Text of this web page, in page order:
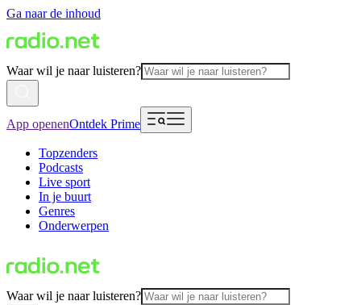
Ga naar de inhoud
Waar wil je naar luisteren?
App openenOntdek Prime
Topzenders
Podcasts
Live sport
In je buurt
Genres
Onderwerpen
Waar wil je naar luisteren?